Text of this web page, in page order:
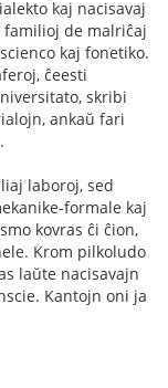
kaj nacisavaj
familioj de malriĉaj
kaj fonetiko.
ĉeesti
skribi
ankaŭ fari
laboroj, sed
formale kaj
kovras ĉi ĉion,
Krom pilkoludo
laŭte nacisavajn
Kantojn oni ja